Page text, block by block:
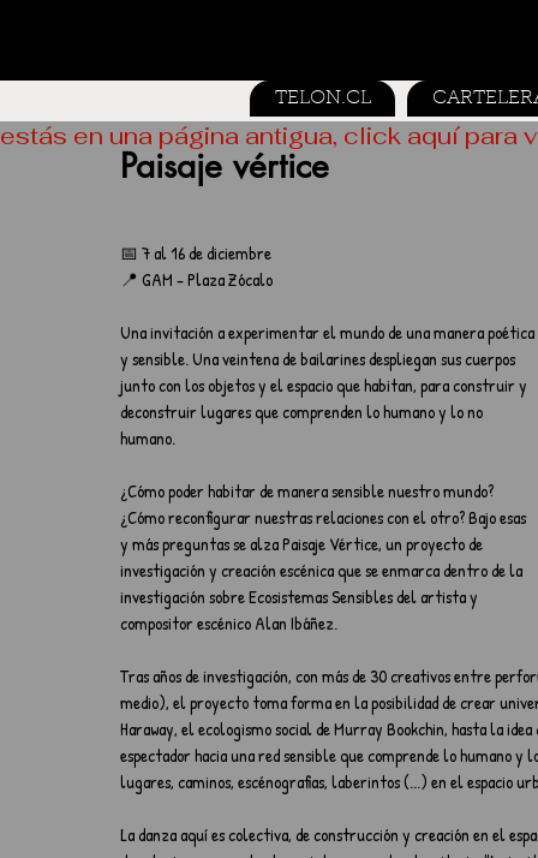
TELON.CL
Paisaje vértice
📅 7 al 16 de diciembre
📍 GAM - Plaza Zócalo
Una invitación a experimentar el mundo de una manera poética
y sensible. Una veintena de bailarines despliegan sus cuerpos
junto con los objetos y el espacio que habitan, para construir y
deconstruir lugares que comprenden lo humano y lo no
humano.
¿Cómo poder habitar de manera sensible nuestro mundo?
¿Cómo reconfigurar nuestras relaciones con el otro? Bajo esas
y más preguntas se alza Paisaje Vértice, un proyecto de
investigación y creación escénica que se enmarca dentro de la
investigación sobre Ecosistemas Sensibles del artista y
compositor escénico Alan Ibáñez.
Tras años de investigación, con más de 30 creativos entre
medio), el proyecto toma forma en la posibilidad de crear
Haraway, el ecologismo social de Murray Bookchin, hasta la
espectador hacia una red sensible que comprende lo humano
lugares, caminos, escénografias, laberintos (...) en el espacio
La danza aquí es colectiva, de construcción y creación en el
estás en una página antigua, click aquí para